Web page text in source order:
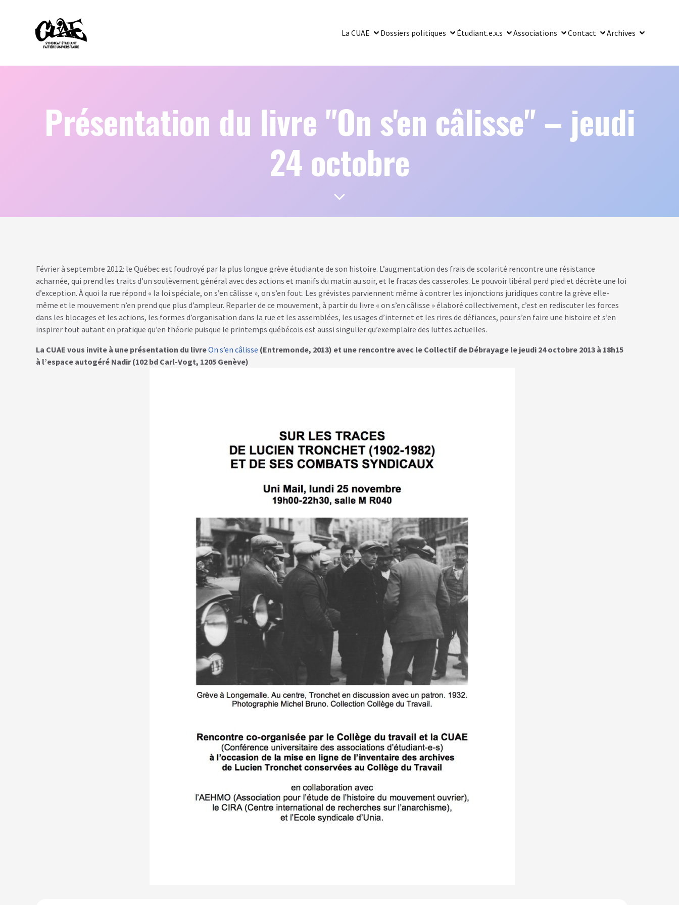
La CUAE Dossiers politiques Étudiant.e.x.s Associations Contact Archives
Présentation du livre "On s'en câlisse" – jeudi
24 octobre
Février à septembre 2012: le Québec est foudroyé par la plus longue grève étudiante de son histoire. L’augmentation des frais de scolarité rencontre une résistance
acharnée, qui prend les traits d’un soulèvement général avec des actions et manifs du matin au soir, et le fracas des casseroles. Le pouvoir libéral perd pied et décrète une loi
d’exception. À quoi la rue répond « la loi spéciale, on s’en câlisse », on s’en fout. Les grévistes parviennent même à contrer les injonctions juridiques contre la grève elle-
même et le mouvement n’en prend que plus d’ampleur. Reparler de ce mouvement, à partir du livre « on s’en câlisse » élaboré collectivement, c’est en rediscuter les forces
dans les blocages et les actions, les formes d’organisation dans la rue et les assemblées, les usages d’internet et les rires de défiances, pour s’en faire une histoire et s’en
inspirer tout autant en pratique qu’en théorie puisque le printemps québécois est aussi singulier qu’exemplaire des luttes actuelles.
La CUAE vous invite à une présentation du livreOn s’en câlisse (Entremonde, 2013) et une rencontre avec le Collectif de Débrayage le jeudi 24 octobre 2013 à 18h15
à l’espace autogéré Nadir (102 bd Carl-Vogt, 1205 Genève)